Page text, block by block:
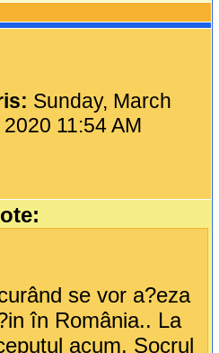
Sunday, March
2020 11:54 AM
se vor a?eza
în România.. La
acum. Socrul